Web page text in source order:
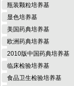
瓶装颗粒培养基
显色培养基
美国药典培养基
欧洲药典培养基
2010版中国药典培养基
临床检验培养基
食品卫生检验培养基